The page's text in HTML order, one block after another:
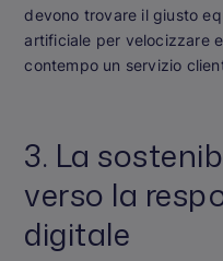
devono trovare il giusto
artificiale per velocizzare
contempo un servizio
3. La
verso la
digitale